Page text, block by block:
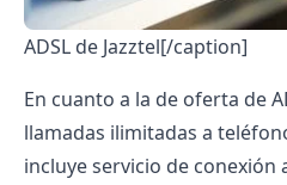
ADSL de Jazztel[/caption]
En cuanto a la de oferta de
llamadas ilimitadas a
incluye servicio de